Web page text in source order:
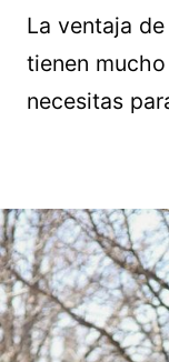
La ventaja
tienen
necesitas